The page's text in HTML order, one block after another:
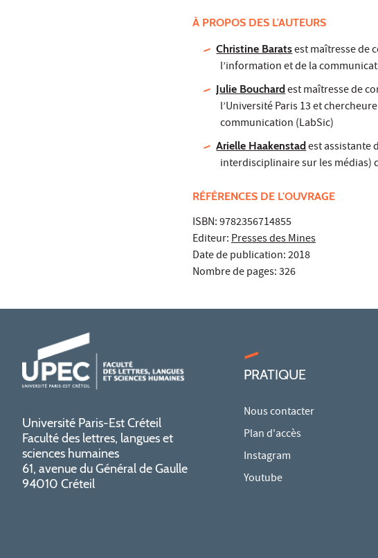
À PROPOS DES L'AUTEURS
Christine Baratsest maîtresse de
l’information et de la
Julie Bouchardest maîtresse de
l’Université Paris 13 et
communication (LabSic)
Arielle Haakenstadest assistante
interdisciplinaire sur les médias)
RÉFÉRENCES DE L'OUVRAGE
ISBN: 9782356714855
Editeur:Presses des Mines
Date de publication: 2018
Nombre de pages: 326
Université Paris-Est Créteil
Faculté des lettres, langues et
sciences humaines
61, avenue du Général de Gaulle
94010 Créteil
PRATIQUE
Nous contacter
Plan d'accès
Instagram
Youtube